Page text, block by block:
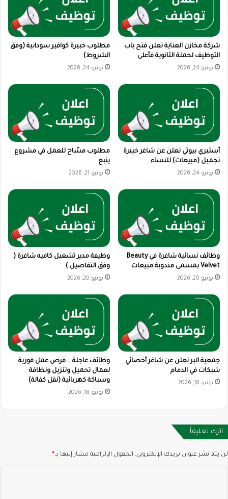
شركة مخازن العناية تعلن فتح باب
التوظيف لحملة الثانوية فأعلى
يونيو 24, 2026
مطلوب خبيرة كوافير سودانية (وفق
الشروط)
يونيو 24, 2026
أستيري بيوتي تعلن عن شاغر خبيرة
تجميل (مبيعات) للنساء
يونيو 24, 2026
مطلوب مسّاح للعمل في مشروع
ينبع
يونيو 21, 2026
وظائف نسائية شاغرة في Beauty
Velvet بمسمى مندوبة مبيعات
يونيو 20, 2026
وظيفة مدير تشغيل كافيه شاغرة (
وفق التفاصيل )
يونيو 20, 2026
جمعية البر تعلن عن شاغر أخصائي
شبكات في الدمام
يونيو 18, 2026
وظائف عاجلة … فرص عمل فورية
لعمال تحميل وتنزيل ونظافة
وسباكة كهربائية (نقل كفالة)
يونيو 18, 2026
اترك تعليقاً
لن يتم نشر عنوان بريدك الإلكتروني. الحقول الإلزامية مشار إليها بـ *